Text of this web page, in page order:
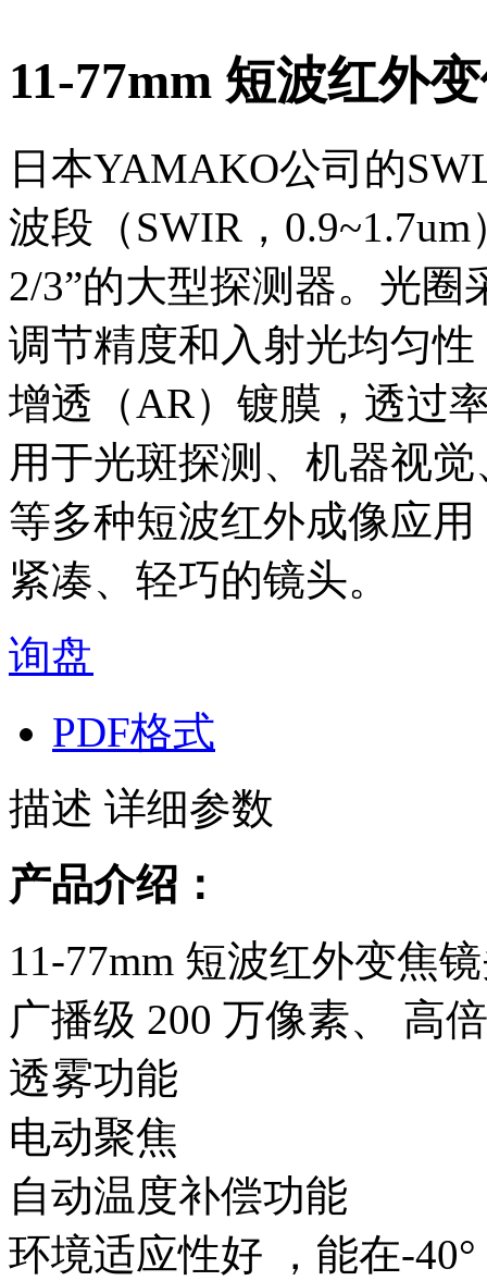
11-77mm 短波红外
日本YAMAKO公司的
波段（SWIR，
2/3”的大型探测器。光
调节精度和入射光均匀
增透（AR）镀膜，透过
用于光斑探测、机器视
等多种短波红外成像应
紧凑、轻巧的镜头。
询盘
PDF格式
描述 详细参数
产品介绍：
11-77mm 短波红外变焦
广播级 200 万像素、 高
透雾功能
电动聚焦
自动温度补偿功能
环境适应性好 ，能在-